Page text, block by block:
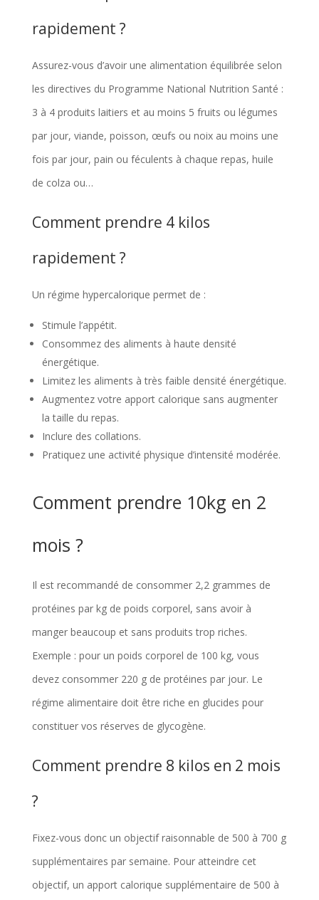
rapidement ?
Assurez-vous d’avoir une alimentation équilibrée selon
les directives du Programme National Nutrition Santé :
3 à 4 produits laitiers et au moins 5 fruits ou légumes
par jour, viande, poisson, œufs ou noix au moins une
fois par jour, pain ou féculents à chaque repas, huile
de colza ou…
Comment prendre 4 kilos
rapidement ?
Un régime hypercalorique permet de :
Stimule l’appétit.
Consommez des aliments à haute densité
énergétique.
Limitez les aliments à très faible densité énergétique.
Augmentez votre apport calorique sans augmenter
la taille du repas.
Inclure des collations.
Pratiquez une activité physique d’intensité modérée.
Comment prendre 10kg en 2
mois ?
Il est recommandé de consommer 2,2 grammes de
protéines par kg de poids corporel, sans avoir à
manger beaucoup et sans produits trop riches.
Exemple : pour un poids corporel de 100 kg, vous
devez consommer 220 g de protéines par jour. Le
régime alimentaire doit être riche en glucides pour
constituer vos réserves de glycogène.
Comment prendre 8 kilos en 2 mois
?
Fixez-vous donc un objectif raisonnable de 500 à 700 g
supplémentaires par semaine. Pour atteindre cet
objectif, un apport calorique supplémentaire de 500 à